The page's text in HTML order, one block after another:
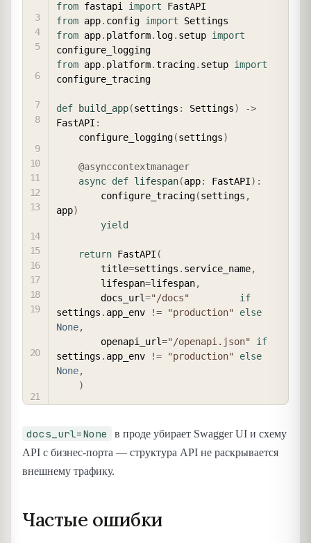
from fastapi import
from app. config import
from app. platform. log. setup import
from app. platform.tracing. setup import
configure_tracing
def build_app(settings : Settings) ->
FastAPI :
    configure_logging
(settings)
@asynccontextmanager
async def lifespan(app: FastAPI) :
        configure_tracing
(settings ,
app)
yield
return FastAPI (
        title
=settings . service_name,
        lifespan
=lifespan,
        docs_url
="/docs"
if
settings . app_env != "production"
else
None,
        openapi_url
="/openapi.json"
if
settings . app_env != "production"
else
None,
)
docs_url=None
в проде убирает Swagger UI и схему
API с бизнес-порта — структура API не раскрывается
внешнему трафику.
Частые ошибки